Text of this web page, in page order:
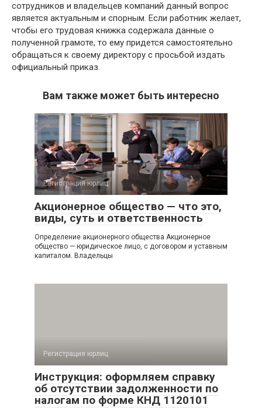
сотрудников и владельцев компаний данный вопрос
является актуальным и спорным. Если работник желает,
чтобы его трудовая книжка содержала данные о
полученной грамоте, то ему придется самостоятельно
обращаться к своему директору с просьбой издать
официальный приказ.
Вам также может быть интересно
Регистрация юрлиц
Акционерное общество — что это,
виды, суть и ответственность
Определение акционерного общества Акционерное
общество — юридическое лицо, с договором и уставным
капиталом. Владельцы
Регистрация юрлиц
Инструкция: оформляем справку
об отсутствии задолженности по
налогам по форме КНД 1120101